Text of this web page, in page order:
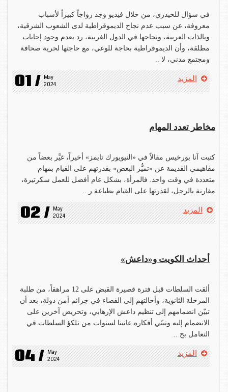
في سؤال للحيدري، من خلال فيديو وجد رواجاً كبيراً لأسباب
معروفة، عن سبب عدم نجاح الديموقراطية لدى الشعوب الشرقية،
وبالذات العربية، ونجاحها في الدول الغربية، رد بعدم وجود إجابات
مطلقة، وأن الديموقراطية بحاجة للوعي، مع حاجتها لحرية صحافة
ومجتمع مدني، لا ..
01 / May
2024
المزيد
مخاطر تعدد المهام
كتبت آنا بورخيس مقالاً في «النيويورك تايمز» أخيراً، غيَّر بعضاً من
مفاهيمي القديمة عن «تميُّز البعض» بقدرتهم على القيام بمهام
متعددة في وقت واحد. فالمرأة، بشكل عام أفضل للعمل سكرتيرة،
مقارنة بالرجل، لقدرتها على القيام بطباعة ر ..
02 / May
2024
المزيد
أحداث الكويت و«داعش»
ألقت السلطات قبل فترة قصيرة القبض على 12 مراهقاً، من طلبة
المرحلة الثانوية، وأحالتهم إلى القضاء في جرائم أمن دولة، بعد أن
تبيّن انضمامهم إلى تنظيم داعش الإرهابي، وتحريض آخرين على
الانضمام إليه وتبنّي أفكاره.عانينا لسنوات من تلكؤ السلطات في
التعامل بح ..
04 / May
2024
المزيد